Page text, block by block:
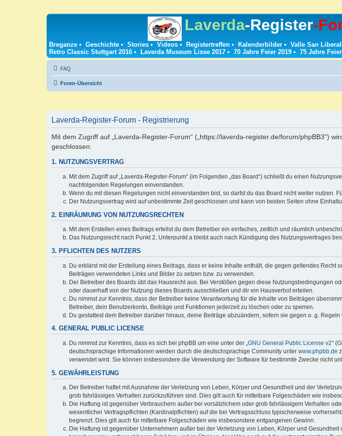
Laverda-Register-
Breganze • Geschichte • Stories • Videos • Registertreffen • Kalenderbilder • Valle San
Retro Classic Stuttgart 2016 • Laverda Museum Lisse 2017 • 70 Jahre Feier 2019 • 75 Jahre
FAQ
Foren-Übersicht
Laverda-Register-Forum - Registrierung
Mit dem Zugriff auf „Laverda-Register-Forum“ („https://laverda-register.de/forum/phpBB3“)
geschlossen:
1. NUTZUNGSVERTRAG
Mit dem Zugriff auf „Laverda-Register-Forum“ (im Folgenden „das Board“) schließt du einen
nachfolgenden Regelungen einverstanden.
Wenn du mit diesen Regelungen nicht einverstanden bist, so darfst du das Board nicht weiter
Der Nutzungsvertrag wird auf unbestimmte Zeit geschlossen und kann von beiden Seiten ohne
2. EINRÄUMUNG VON NUTZUNGSRECHTEN
Mit dem Erstellen eines Beitrags erteilst du dem Betreiber ein einfaches, zeitlich und räumlich
Das Nutzungsrecht nach Punkt 2, Unterpunkt a bleibt auch nach Kündigung des Nutzungsvertrages
3. PFLICHTEN DES NUTZERS
Du erklärst mit der Erstellung eines Beitrags, dass er keine Inhalte enthält, die gegen geltendes
Beiträgen verwendeten Links und Bilder zu setzen bzw. zu verwenden.
Der Betreiber des Boards übt das Hausrecht aus. Bei Verstößen gegen diese Nutzungsbedingungen
oder dauerhaft von der Nutzung dieses Boards ausschließen und dir ein Hausverbot erteilen.
Du nimmst zur Kenntnis, dass der Betreiber keine Verantwortung für die Inhalte von Beiträgen
Betreiber, dein Benutzerkonto, Beiträge und Funktionen jederzeit zu löschen oder zu sperren.
Du gestattest dem Betreiber darüber hinaus, deine Beiträge abzuändern, sofern sie gegen o. g.
4. GENERAL PUBLIC LICENSE
Du nimmst zur Kenntnis, dass es sich bei phpBB um eine unter der „GNU General Public License v2“
deutschsprachige Informationen werden durch die deutschsprachige Community unter www.phpbb.de
verwendet wird. Sie können insbesondere die Verwendung der Software für bestimmte Zwecke nicht
5. GEWÄHRLEISTUNG
Der Betreiber haftet mit Ausnahme der Verletzung von Leben, Körper und Gesundheit und der
grob fahrlässiges Verhalten zurückzuführen sind. Dies gilt auch für mittelbare Folgeschäden wie
Die Haftung ist gegenüber Verbrauchern außer bei vorsätzlichem oder grob fahrlässigem Verhalten
wesentlicher Vertragspflichten (Kardinalpflichten) auf die bei Vertragsschluss typischerweise
begrenzt. Dies gilt auch für mittelbare Folgeschäden wie insbesondere entgangenen Gewinn.
Die Haftung ist gegenüber Unternehmern außer bei der Verletzung von Leben, Körper und